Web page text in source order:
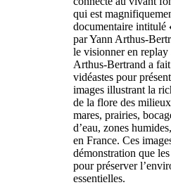
qui est
documentaire intitulé
par Yann Arthus-
le visionner en replay
Arthus-Bertrand a
vidéastes pour
images illustrant la
de la flore des
mares, prairies,
d’eau, zones
en France. Ces
démonstration que
pour préserver
essentielles.